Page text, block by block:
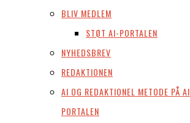
BLIV MEDLEM
STØT AI-PORTALEN
NYHEDSBREV
REDAKTIONEN
AI OG REDAKTIONEL METODE PÅ AI
PORTALEN